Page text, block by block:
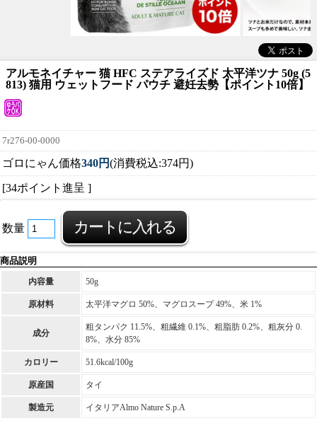
アルモネイチャー 猫 HFC ステアライズド 太平洋ツナ 50g (5
813) 猫用 ウェットフード パウチ 避妊去勢【ポイント10倍】
7r276-00-0000
ゴロにゃん価格340円(消費税込:374円)
[34ポイント進呈 ]
数量
商品説明
内容量 50g
原材料 太平洋マグロ 50%、マグロスープ 49%、米 1%
成分
粗タンパク 11.5%、粗繊維 0.1%、粗脂肪 0.2%、粗灰分 0.
8%、水分 85%
カロリー 51.6kcal/100g
原産国 タイ
製造元 イタリアAlmo Nature S.p.A